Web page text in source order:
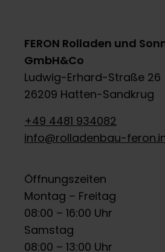
FERON Rolladen und
GmbH&Co
Ludwig-Erhard-Straße 26
26209 Hatten-Sandkrug
+49 4481 934082
info@rolladenbau-
Öffnungszeiten
Montag – Freitag
08:00 – 16:00 Uhr
Samstag
08:00 – 13:00 Uhr